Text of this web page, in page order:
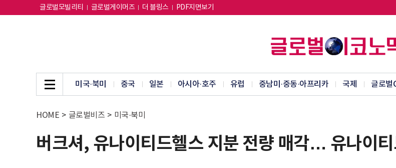
글로벌모빌리티 글로벌게이머즈 더 블링스 PDF지면보기
미국·북미 중국 일본 아시아·호주 유럽 중남미·중동·아프리카 국제 글로벌
HOME > 글로벌비즈 > 미국·북미
버크셔, 유나이티드헬스 지분 전량 매각… 유나이